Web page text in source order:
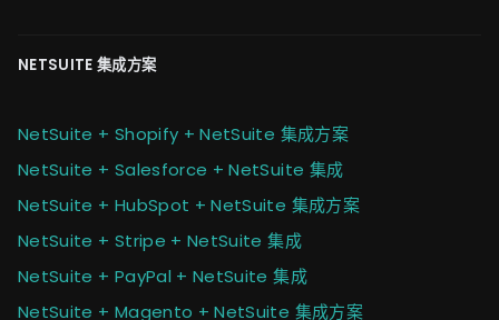
NETSUITE 集成方案
NetSuite + Shopify + NetSuite 集成方案
NetSuite + Salesforce + NetSuite 集成
NetSuite + HubSpot + NetSuite 集成方案
NetSuite + Stripe + NetSuite 集成
NetSuite + PayPal + NetSuite 集成
NetSuite + Magento + NetSuite 集成方案